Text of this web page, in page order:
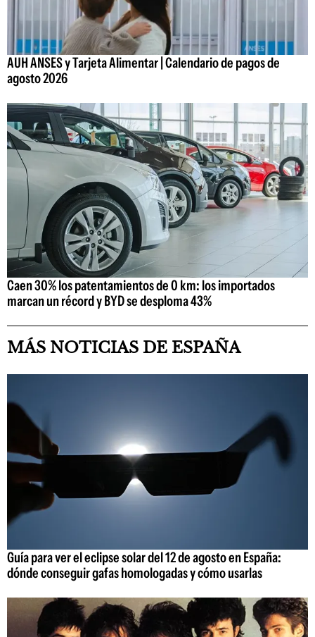
AUH ANSES y Tarjeta Alimentar | Calendario de pagos de
agosto 2026
Caen 30% los patentamientos de 0 km: los importados
marcan un récord y BYD se desploma 43%
MÁS NOTICIAS DE ESPAÑA
Guía para ver el eclipse solar del 12 de agosto en España:
dónde conseguir gafas homologadas y cómo usarlas